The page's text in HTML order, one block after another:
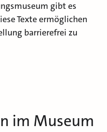
gibt es
Texte ermöglichen
barrierefrei zu
im Museum